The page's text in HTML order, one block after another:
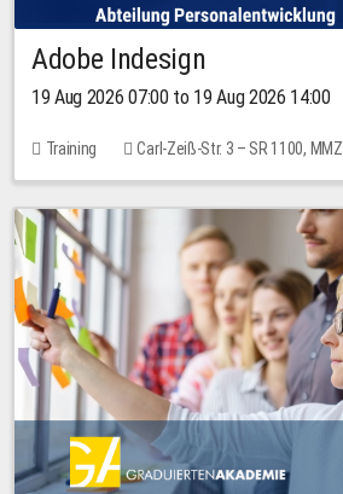
Adobe Indesign
19 Aug 2026 07:00 to 19 Aug 2026 14:00
Training Carl-Zeiß-Str. 3 – SR 1100, MMZ